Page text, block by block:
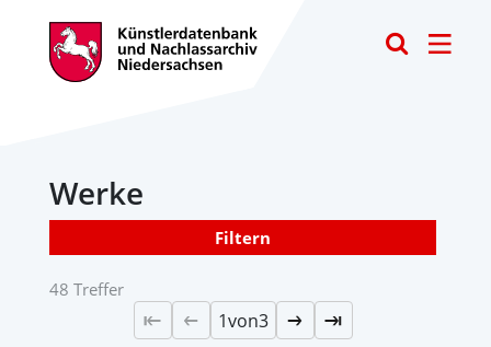
Werke
Filtern
48 Treffer
1von3